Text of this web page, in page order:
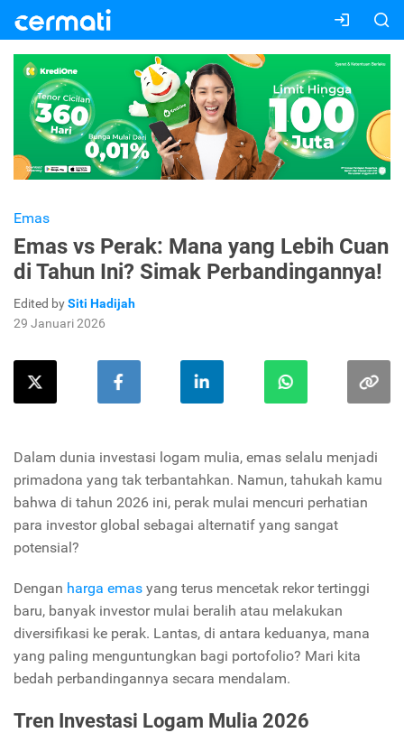
Emas
Emas vs Perak: Mana yang Lebih Cuan
di Tahun Ini? Simak Perbandingannya!
Edited bySiti Hadijah
29 Januari 2026
Dalam dunia investasi logam mulia, emas selalu menjadi
primadona yang tak terbantahkan. Namun, tahukah kamu
bahwa di tahun 2026 ini, perak mulai mencuri perhatian
para investor global sebagai alternatif yang sangat
potensial?
Dengan harga emas yang terus mencetak rekor tertinggi
baru, banyak investor mulai beralih atau melakukan
diversifikasi ke perak. Lantas, di antara keduanya, mana
yang paling menguntungkan bagi portofolio? Mari kita
bedah perbandingannya secara mendalam.
Tren Investasi Logam Mulia 2026